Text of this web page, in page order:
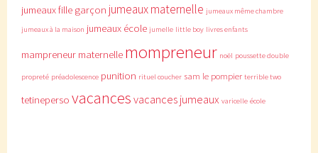
jumeaux fille garçon jumeaux maternelle jumeaux même chambre
jumeaux à la maison jumeaux école jumelle little boy livres enfants
mampreneur maternelle mompreneur noël poussette double
propreté préadolescence punition rituel coucher sam le pompier terrible two
tetineperso vacances vacances jumeaux varicelle école